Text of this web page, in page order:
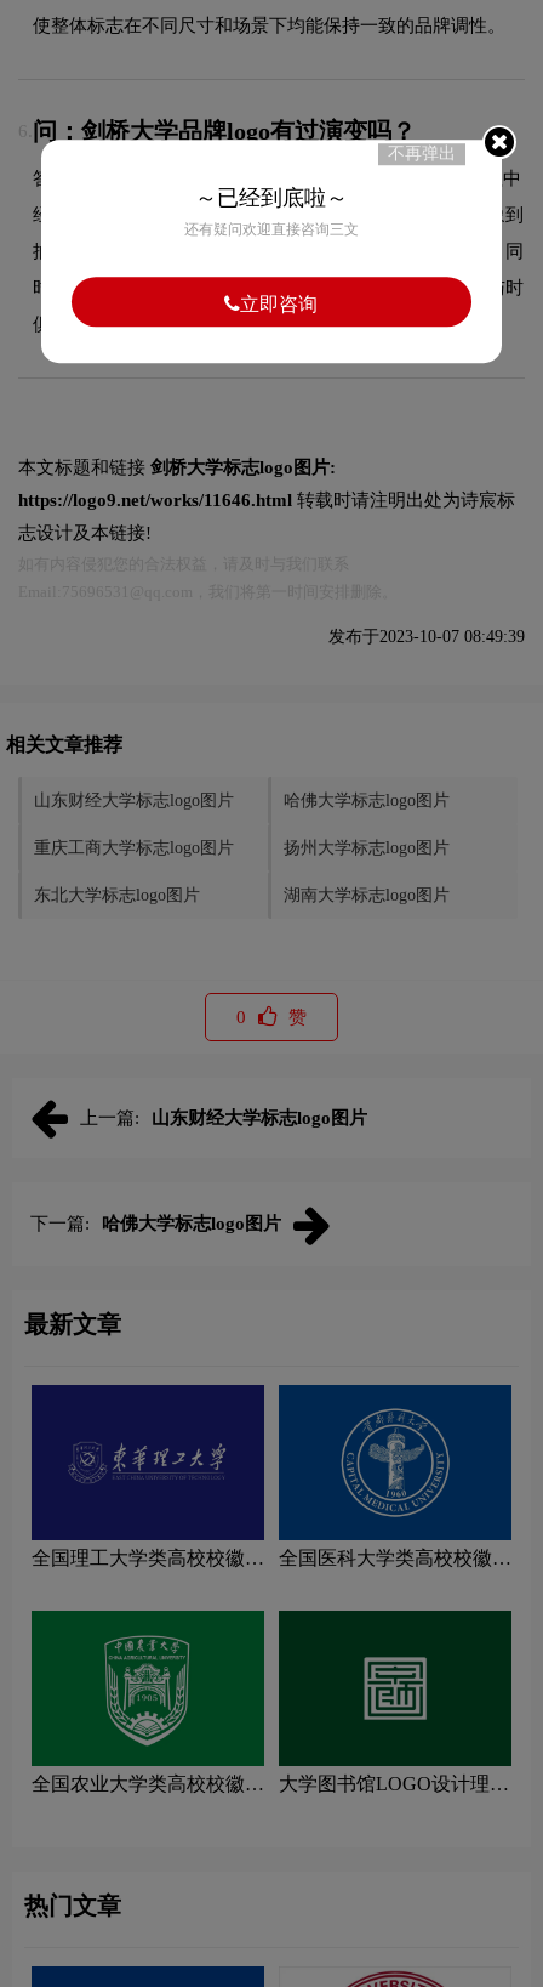
使整体标志在不同尺寸和场景下均能保持一致的品牌调性。
6. 问：剑桥大学品牌logo有过演变吗？
答：作为教育领域的品牌，剑桥大学的品牌logo在发展过程中
经历了持续优化与迭代，整体呈现出从复杂到简约、从具象到
抽象的现代化演变趋势。每一次更新都紧跟时代审美潮流，同
时保持品牌核心识别元素的延续性，使品牌视觉形象始终与时
俱进，历久弥新。
本文标题和链接 剑桥大学标志logo图片:
https://logo9.net/works/11646.html 转载时请注明出处为诗宸标
志设计及本链接!
发布于2023-10-07 08:49:39
相关文章推荐
山东财经大学标志logo图片 哈佛大学标志logo图片
重庆工商大学标志logo图片 扬州大学标志logo图片
东北大学标志logo图片 湖南大学标志logo图片
0 赞
上一篇: 山东财经大学标志logo图片
下一篇: 哈佛大学标志logo图片
最新文章
全国理工大学类高校校徽设
全国医科大学类高校校徽设
全国农业大学类高校校徽设
大学图书馆LOGO设计理念
热门文章
不再弹出
～已经到底啦～
还有疑问欢迎直接咨询三文
立即咨询